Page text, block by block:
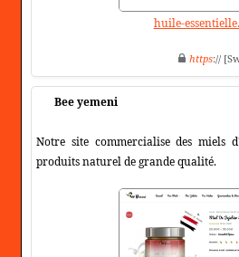
huile-
https://
Bee yemeni
Notre site commercialise des miels
produits naturel de grande qualité.